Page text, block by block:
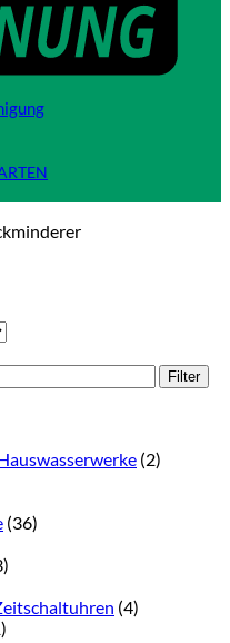
Filter
(2)
(36)
(4)